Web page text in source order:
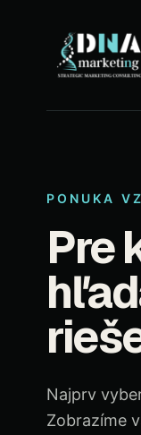
PONUKA
Pre
Najprv
Zobrazíme